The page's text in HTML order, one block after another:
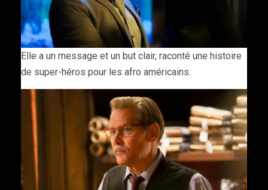
Elle a un message et un but clair, raconté une histoire
de super-héros pour les afro américains.